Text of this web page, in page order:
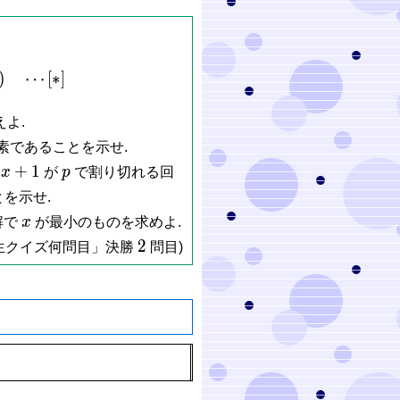
\quad \cdots [*]
⋯ ∗
よ.
であることを示せ.
x + 1 がp
p で割り切れる回
示せ.
でx
x が最小のものを求めよ.
イズ何問目」決勝 2
2 問目)